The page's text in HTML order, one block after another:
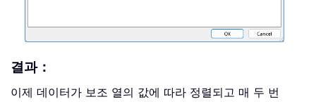
결과：
이제 데이터가 보조 열의 값에 따라 정렬되고 매 두 번